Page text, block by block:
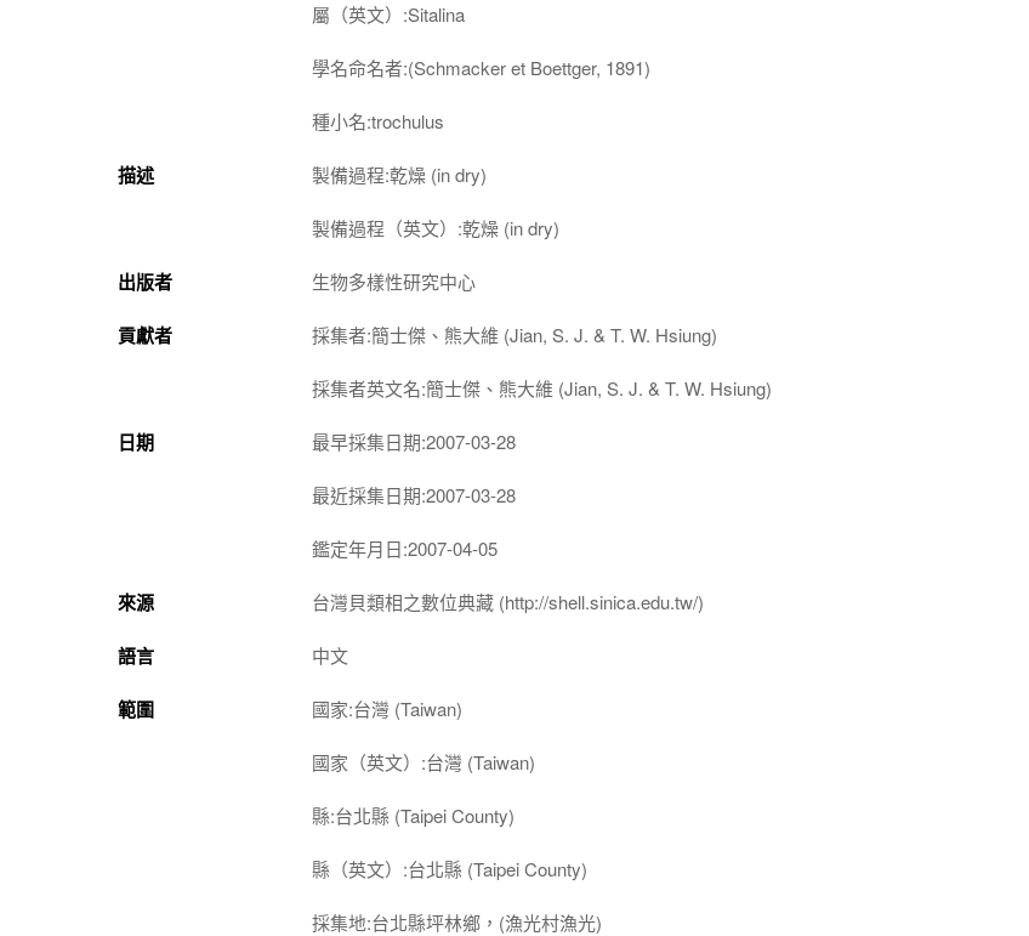
屬（英文）:Sitalina
學名命名者:(Schmacker et Boettger, 1891)
種小名:trochulus
描述 製備過程:乾燥 (in dry)
製備過程（英文）:乾燥 (in dry)
出版者 生物多樣性研究中心
貢獻者 採集者:簡士傑、熊大維 (Jian, S. J. & T. W. Hsiung)
採集者英文名:簡士傑、熊大維 (Jian, S. J. & T. W. Hsiung)
日期 最早採集日期:2007-03-28
最近採集日期:2007-03-28
鑑定年月日:2007-04-05
來源 台灣貝類相之數位典藏 (http://shell.sinica.edu.tw/)
語言 中文
範圍 國家:台灣 (Taiwan)
國家（英文）:台灣 (Taiwan)
縣:台北縣 (Taipei County)
縣（英文）:台北縣 (Taipei County)
採集地:台北縣坪林鄉，(漁光村漁光)